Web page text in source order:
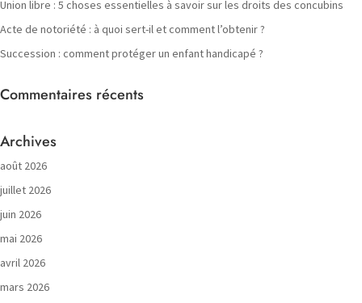
Union libre : 5 choses essentielles à savoir sur les droits des concubins
Acte de notoriété : à quoi sert-il et comment l’obtenir ?
Succession : comment protéger un enfant handicapé ?
Commentaires récents
Archives
août 2026
juillet 2026
juin 2026
mai 2026
avril 2026
mars 2026